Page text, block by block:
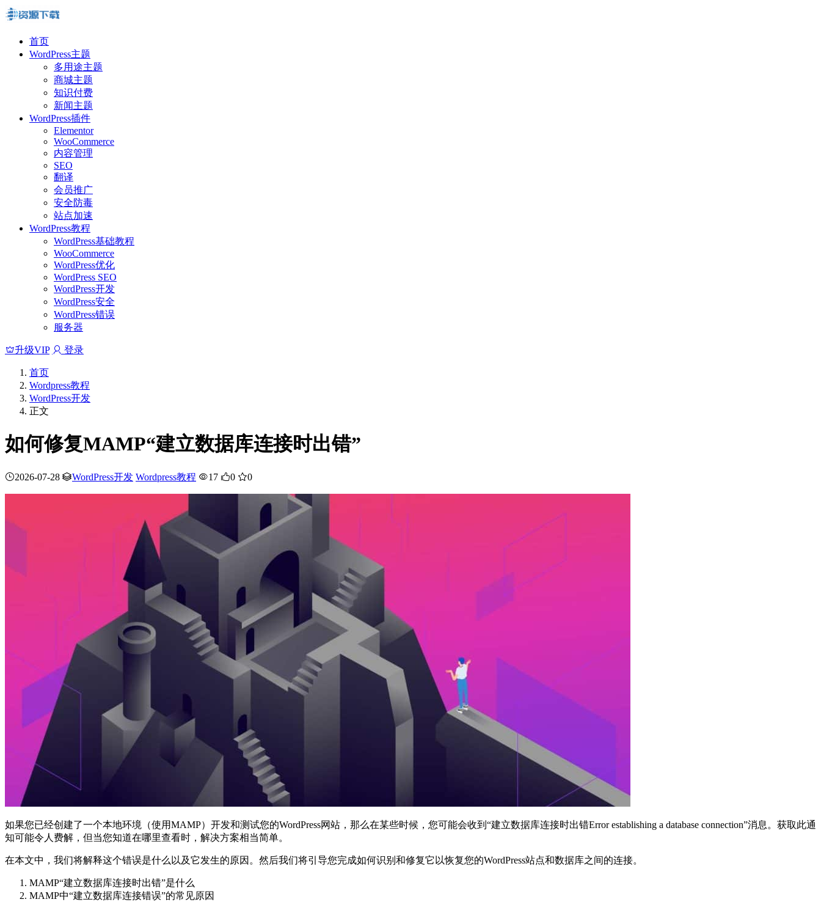
首页
WordPress主题
多用途主题
商城主题
知识付费
新闻主题
WordPress插件
Elementor
WooCommerce
内容管理
SEO
翻译
会员推广
安全防毒
站点加速
WordPress教程
WordPress基础教程
WooCommerce
WordPress优化
WordPress SEO
WordPress开发
WordPress安全
WordPress错误
服务器
升级VIP 登录
首页
Wordpress教程
WordPress开发
正文
如何修复MAMP“建立数据库连接时出错”
2026-07-28 WordPress开发 Wordpress教程 17 0 0
如果您已经创建了一个本地环境（使用MAMP）开发和测试您的WordPress网站，那么在某些时候，您可能会收到“建立数据库连接时出错Error establishing a database connection”消息。获取此通
知可能令人费解，但当您知道在哪里查看时，解决方案相当简单。
在本文中，我们将解释这个错误是什么以及它发生的原因。然后我们将引导您完成如何识别和修复它以恢复您的WordPress站点和数据库之间的连接。
MAMP“建立数据库连接时出错”是什么
MAMP中“建立数据库连接错误”的常见原因